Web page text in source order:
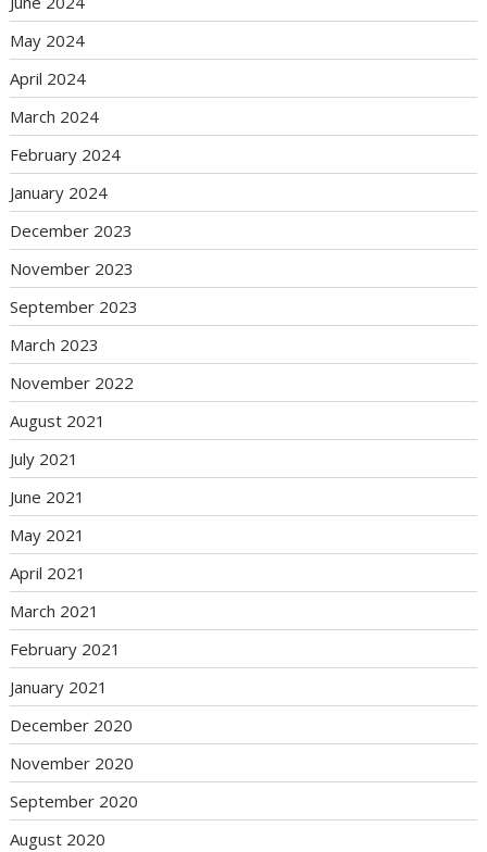
May 2024
April 2024
March 2024
February 2024
January 2024
December 2023
November 2023
September 2023
March 2023
November 2022
August 2021
July 2021
June 2021
May 2021
April 2021
March 2021
February 2021
January 2021
December 2020
November 2020
September 2020
August 2020